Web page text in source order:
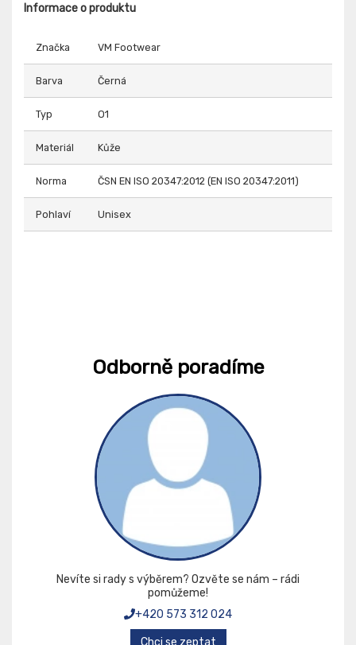
Informace o produktu
Značka VM Footwear
Barva Černá
Typ O1
Materiál Kůže
Norma ČSN EN ISO 20347:2012 (EN ISO 20347:2011)
Pohlaví Unisex
Odborně poradíme
Nevíte si rady s výběrem? Ozvěte se nám – rádi
pomůžeme!
+420 573 312 024
Chci se zeptat